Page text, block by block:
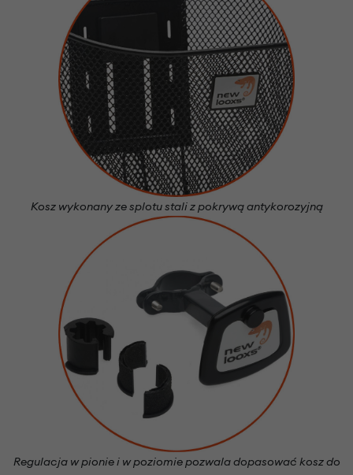
Kosz wykonany ze splotu stali z pokrywą antykorozyjną
Regulacja w pionie i w poziomie pozwala dopasować kosz do